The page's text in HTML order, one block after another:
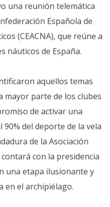
una reunión telemática
Española de
(CEACNA), que reúne a
náuticos de España.
aquellos temas
mayor parte de los clubes
de activar una
del deporte de la vela
de la Asociación
con la presidencia
una etapa ilusionante y
en el archipiélago.